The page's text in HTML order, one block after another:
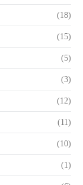
(18)
(15)
(5)
(3)
(12)
(11)
(10)
(1)